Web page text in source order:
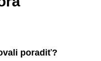
poradiť?